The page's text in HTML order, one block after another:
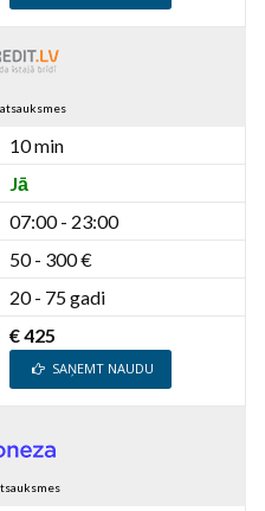
atsauksmes
10 min
Jā
07:00 - 23:00
50 - 300 €
20 - 75 gadi
€ 425
SAŅEMT NAUDU